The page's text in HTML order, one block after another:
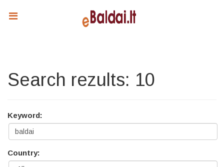
Search rezults: 10
Keyword:
Country: